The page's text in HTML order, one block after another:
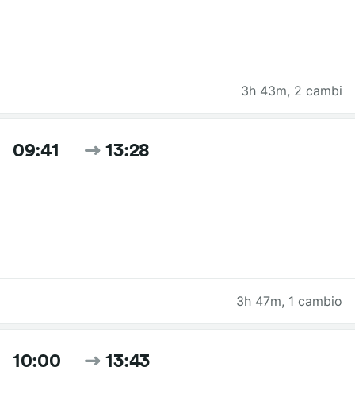
3h 43m, 2 cambi
09:41 13:28
3h 47m, 1 cambio
10:00 13:43